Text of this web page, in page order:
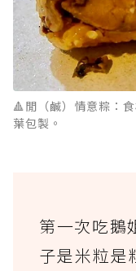
🔺閒（鹹）情意粽：
葉包製。
第一次吃鵝
子是米粒是